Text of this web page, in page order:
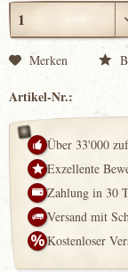
Merken
Artikel-Nr.:
Über 33'000
Exzellente
Zahlung in 30
Versand mit
Kostenloser